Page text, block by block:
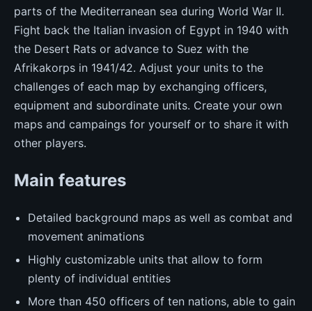
parts of the Mediterranean sea during World War II.
Fight back the Italian invasion of Egypt in 1940 with
the Desert Rats or advance to Suez with the
Afrikakorps in 1941/42. Adjust your units to the
challenges of each map by exchanging officers,
equipment and subordinate units. Create your own
maps and campaings for yourself or to share it with
other players.
Main features
Detailed background maps as well as combat and
movement animations
Highly customizable units that allow to form
plenty of individual entities
More than 450 officers of ten nations, able to gain